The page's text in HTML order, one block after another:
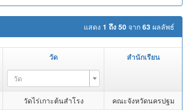
แสดง 1 ถึง 50 จาก 63 ผลลัพธ์
วัด สำนักเรียน
วัด
วัดไร่เกาะต้นสำโรง
คณะจังหวัดนครปฐม